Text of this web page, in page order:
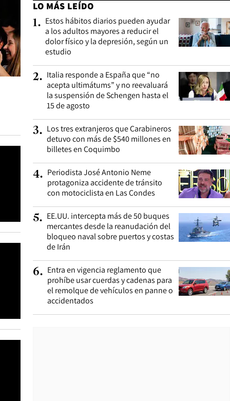
LO MÁS LEÍDO
1. Estos hábitos diarios pueden ayudar
a los adultos mayores a reducir el
dolor físico y la depresión, según un
estudio
2. Italia responde a España que “no
acepta ultimátums” y no reevaluará
la suspensión de Schengen hasta el
15 de agosto
3. Los tres extranjeros que Carabineros
detuvo con más de $540 millones en
billetes en Coquimbo
4. Periodista José Antonio Neme
protagoniza accidente de tránsito
con motociclista en Las Condes
5. EE.UU. intercepta más de 50 buques
mercantes desde la reanudación del
bloqueo naval sobre puertos y costas
de Irán
6. Entra en vigencia reglamento que
prohíbe usar cuerdas y cadenas para
el remolque de vehículos en panne o
accidentados